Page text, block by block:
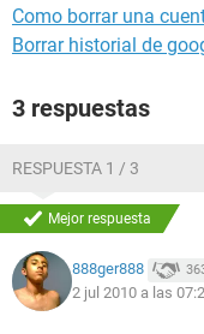
Como borrar una
Borrar historial de
3 respuestas
RESPUESTA 1 / 3
Mejor respuesta
888ger888
2 jul 2010 a las